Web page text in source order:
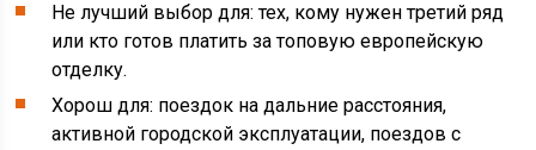
Не лучший выбор для: тех, кому нужен третий ряд
или кто готов платить за топовую европейскую
отделку.
Хорош для: поездок на дальние расстояния,
активной городской эксплуатации, поездов с